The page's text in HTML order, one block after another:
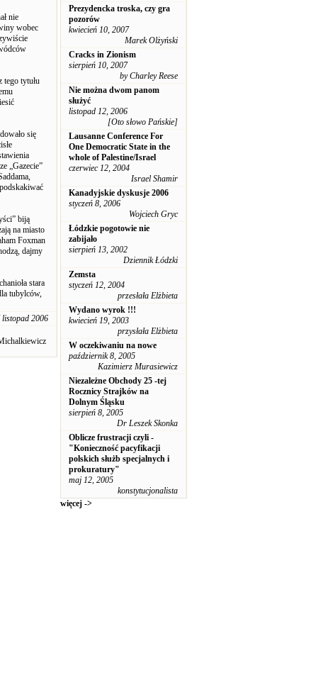
nie
wobec
tego tytułu
się
„Gazecie”
biją
na miasto
Foxman
dajmy
stara
tubylców,
listopad 2006
Prezydencka troska, czy gra
pozorów
kwiecień 10, 2007
Marek Olżyński
Cracks in Zionism
sierpień 10, 2007
by Charley Reese
Nie można dwom panom
służyć
listopad 12, 2006
[Oto słowo Pańskie]
Lausanne Conference For
One Democratic State in the
whole of Palestine/Israel
czerwiec 12, 2004
Israel Shamir
Kanadyjskie dyskusje 2006
styczeń 8, 2006
Wojciech Gryc
Łódzkie pogotowie nie
zabijało
sierpień 13, 2002
Dziennik Łódzki
Zemsta
styczeń 12, 2004
przesłała Elżbieta
Wydano wyrok !!!
kwiecień 19, 2003
przysłała Elżbieta
W oczekiwaniu na nowe
październik 8, 2005
Kazimierz Murasiewicz
Niezależne Obchody 25 -tej
Rocznicy Strajków na
Dolnym Śląsku
sierpień 8, 2005
Dr Leszek Skonka
Oblicze frustracji czyli -
"Konieczność pacyfikacji
polskich służb specjalnych i
prokuratury"
maj 12, 2005
konstytucjonalista
więcej ->